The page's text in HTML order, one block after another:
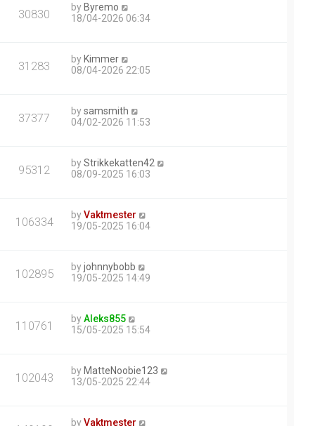
30830 by Byremo
18/04-2026 06:34
31283 by Kimmer
08/04-2026 22:05
37377 bysamsmith
04/02-2026 11:53
95312 byStrikkekatten42
08/09-2025 16:03
106334 byVaktmester
19/05-2025 16:04
102895 byjohnnybobb
19/05-2025 14:49
110761 byAleks855
15/05-2025 15:54
102043 by MatteNoobie123
13/05-2025 22:44
byVaktmester